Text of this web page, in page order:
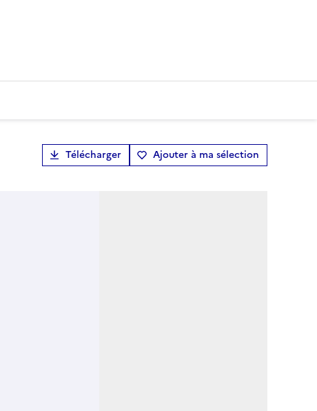
Télécharger Ajouter à ma sélection